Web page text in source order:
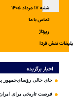
شنبه ۱۷ مرداد ۱۴۰۵
تماس با ما
رپرتاژ
نقش فردا
اخبار برگزیده
جای خالی رؤسای‌جمهور
فرصت تاریخی برای ایران؛ از صندوق ۳۰۰ میلیارد دلاری تا